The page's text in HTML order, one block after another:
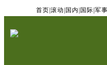
首页 滚动 国内 国际 军事